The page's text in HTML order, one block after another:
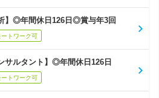
】◎年間休日126日◎賞与年3回
ートワーク可
サルタント】◎年間休日126日
ートワーク可